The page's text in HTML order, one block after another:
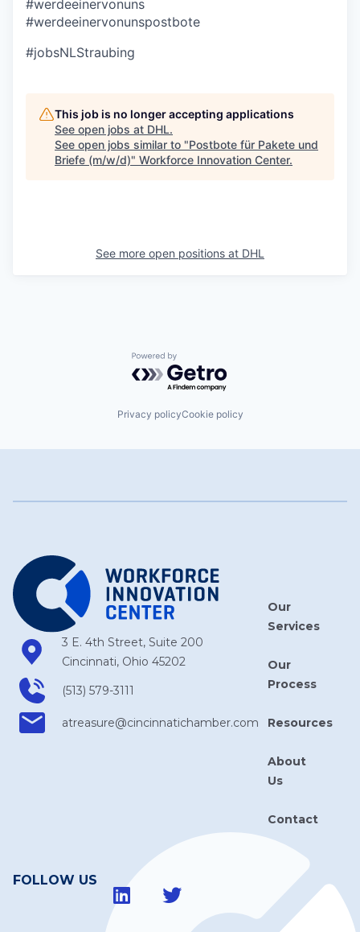
#werdeeinervonuns
#werdeeinervonunspostbote
#jobsNLStraubing
This job is no longer accepting applications
See open jobs at DHL.
See open jobs similar to "Postbote für Pakete und
Briefe (m/w/d)" Workforce Innovation Center.
See more open positions at DHL
Powered by Getro.com
Privacy policyCookie policy
3 E. 4th Street, Suite 200
Cincinnati, Ohio 45202
(513) 579-3111
atreasure​@cincinnatichamber​.com
Our
Services
Our
Process
Resources
About
Us
Contact
FOLLOW US